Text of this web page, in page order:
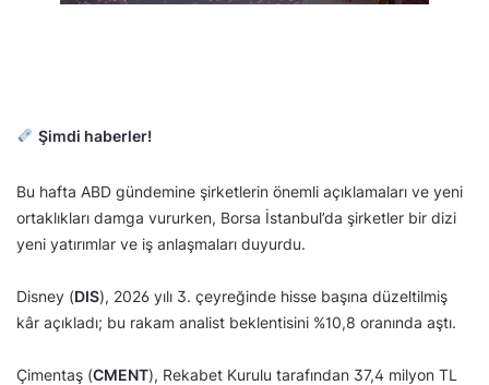
Şimdi haberler!
Bu hafta ABD gündemine şirketlerin önemli açıklamaları ve yeni
ortaklıkları damga vururken, Borsa İstanbul’da şirketler bir dizi
yeni yatırımlar ve iş anlaşmaları duyurdu.
Disney (DIS), 2026 yılı 3. çeyreğinde hisse başına düzeltilmiş
kâr açıkladı; bu rakam analist beklentisini %10,8 oranında aştı.
Çimentaş (CMENT), Rekabet Kurulu tarafından 37,4 milyon TL